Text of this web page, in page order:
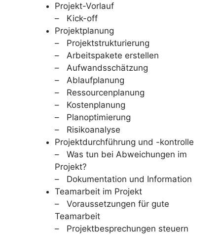
Projekt-Vorlauf
– Kick-off
Projektplanung
– Projektstrukturierung
– Arbeitspakete erstellen
– Aufwandsschätzung
– Ablaufplanung
– Ressourcenplanung
– Kostenplanung
– Planoptimierung
– Risikoanalyse
Projektdurchführung und -kontrolle
– Was tun bei Abweichungen im
Projekt?
– Dokumentation und Information
Teamarbeit im Projekt
– Voraussetzungen für gute
Teamarbeit
– Projektbesprechungen steuern